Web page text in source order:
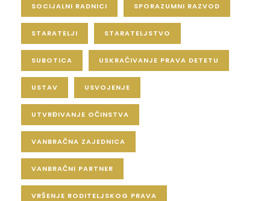
SOCIJALNI RADNICI SPORAZUMNI RAZVOD
STARATELJI STARATELJSTVO
SUBOTICA USKRAĆIVANJE PRAVA DETETU
USTAV USVOJENJE
UTVRĐIVANJE OČINSTVA
VANBRAČNA ZAJEDNICA
VANBRAČNI PARTNER
VRŠENJE RODITELJSKOG PRAVA